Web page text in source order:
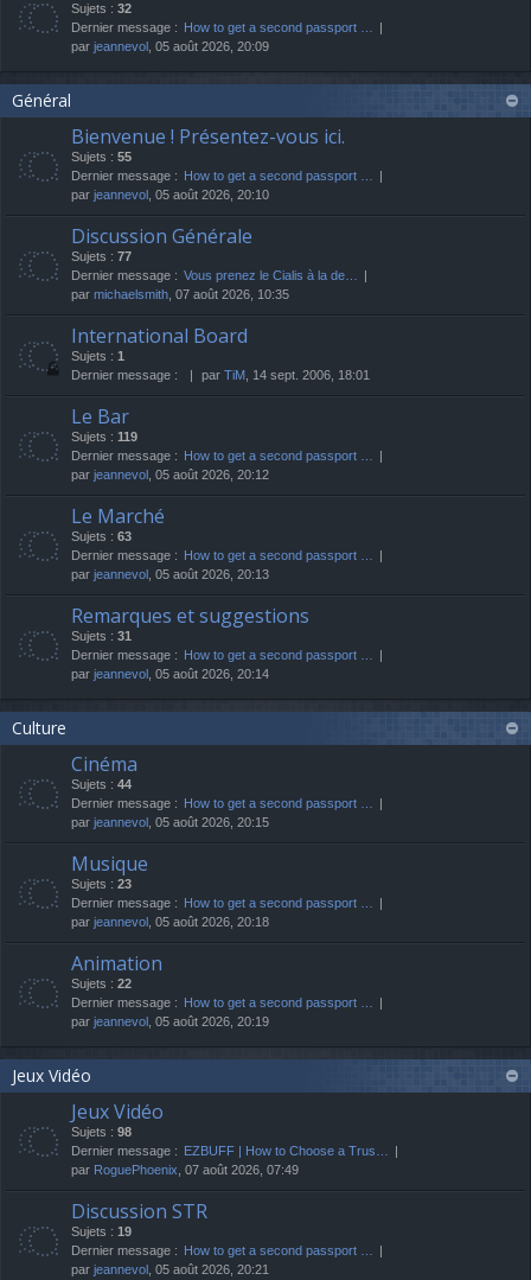
Sujets : 32
Dernier message : How to get a second passport …
par jeannevol , 05 août 2026, 20:09
Général
Bienvenue ! Présentez-vous ici.
Sujets : 55
Dernier message : How to get a second passport …
par jeannevol , 05 août 2026, 20:10
Discussion Générale
Sujets : 77
Dernier message : Vous prenez le Cialis à la de…
par michaelsmith , 07 août 2026, 10:35
International Board
Sujets : 1
Dernier message :
par TiM , 14 sept. 2006, 18:01
Le Bar
Sujets : 119
Dernier message : How to get a second passport …
par jeannevol , 05 août 2026, 20:12
Le Marché
Sujets : 63
Dernier message : How to get a second passport …
par jeannevol , 05 août 2026, 20:13
Remarques et suggestions
Sujets : 31
Dernier message : How to get a second passport …
par jeannevol , 05 août 2026, 20:14
Culture
Cinéma
Sujets : 44
Dernier message : How to get a second passport …
par jeannevol , 05 août 2026, 20:15
Musique
Sujets : 23
Dernier message : How to get a second passport …
par jeannevol , 05 août 2026, 20:18
Animation
Sujets : 22
Dernier message : How to get a second passport …
par jeannevol , 05 août 2026, 20:19
Jeux Vidéo
Jeux Vidéo
Sujets : 98
Dernier message : EZBUFF | How to Choose a Trus…
par RoguePhoenix , 07 août 2026, 07:49
Discussion STR
Sujets : 19
Dernier message : How to get a second passport …
par jeannevol , 05 août 2026, 20:21